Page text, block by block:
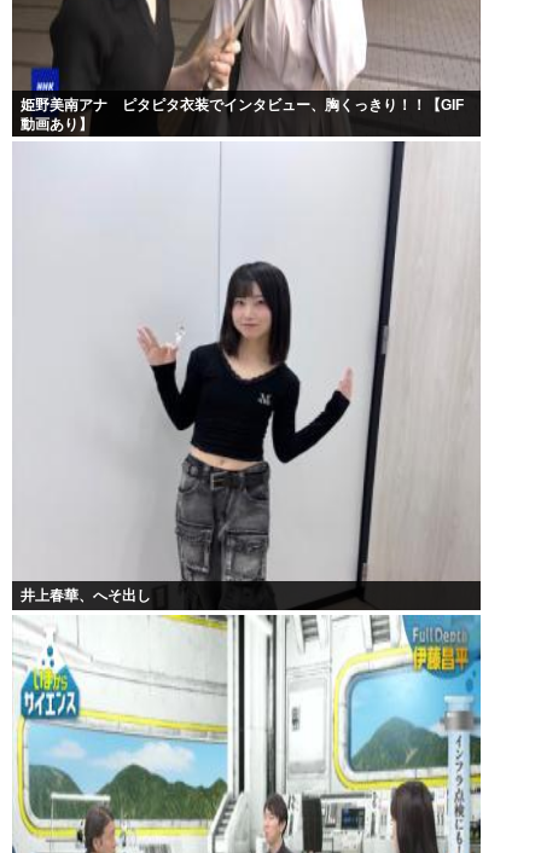
姫野美南アナ ピタピタ衣装でインタビュー、胸くっきり！！【GIF
動画あり】
井上春華、へそ出し